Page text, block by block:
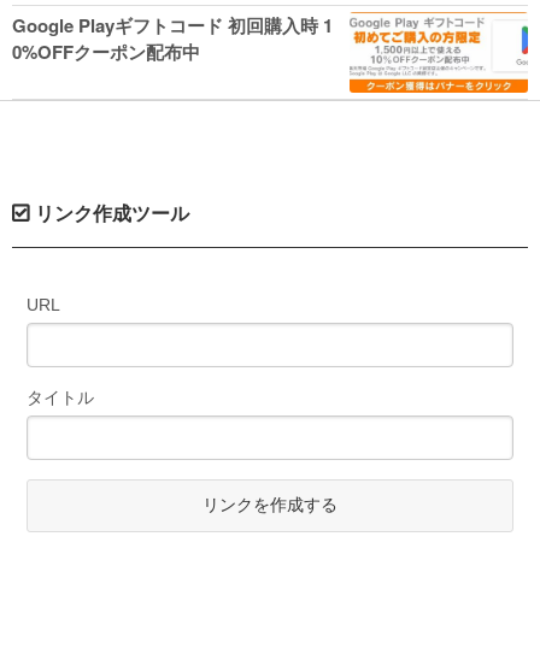
Google Playギフトコード 初回購入時 1
0%OFFクーポン配布中
リンク作成ツール
URL
タイトル
リンクを作成する